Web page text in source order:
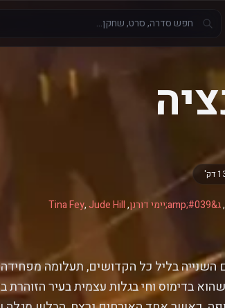
דק'
,ג&amp;#039;יימי דורנן ,
Tina Fey,Jude Hill
בליל כל הקדושים, תעלומה
בדימוס וחי בגלות עצמית בעיר הזוהרת